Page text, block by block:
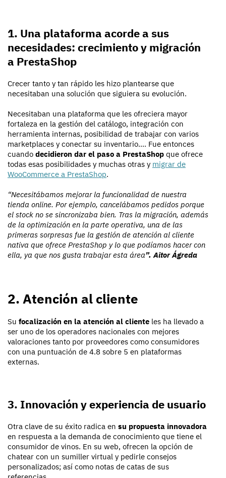
1. Una plataforma acorde a sus
necesidades: crecimiento y migración
a PrestaShop
Crecer tanto y tan rápido les hizo plantearse que
necesitaban una solución que siguiera su evolución.
Necesitaban una plataforma que les ofreciera mayor
fortaleza en la gestión del catálogo, integración con
herramienta internas, posibilidad de trabajar con varios
marketplaces y conectar su inventario…. Fue entonces
cuando decidieron dar el paso a PrestaShop que ofrece
todas esas posibilidades y muchas otras y migrar de
WooCommerce a PrestaShop.
“Necesitábamos mejorar la funcionalidad de nuestra
tienda online. Por ejemplo, cancelábamos pedidos porque
el stock no se sincronizaba bien. Tras la migración, además
de la optimización en la parte operativa, una de las
primeras sorpresas fue la gestión de atención al cliente
nativa que ofrece PrestaShop y lo que podíamos hacer con
ella, ya que nos gusta trabajar esta área”. Aitor Ágreda
2. Atención al cliente
Su focalización en la atención al cliente les ha llevado a
ser uno de los operadores nacionales con mejores
valoraciones tanto por proveedores como consumidores
con una puntuación de 4.8 sobre 5 en plataformas
externas.
3. Innovación y experiencia de usuario
Otra clave de su éxito radica en su propuesta innovadora
en respuesta a la demanda de conocimiento que tiene el
consumidor de vinos. En su web, ofrecen la opción de
chatear con un sumiller virtual y pedirle consejos
personalizados; así como notas de catas de sus